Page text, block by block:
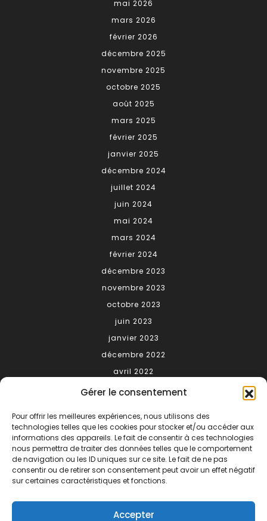
Gérer le consentement
Pour offrir les meilleures expériences, nous utilisons des
technologies telles que les cookies pour stocker et/ou accéder aux
informations des appareils. Le fait de consentir à ces technologies
nous permettra de traiter des données telles que le comportement
de navigation ou les ID uniques sur ce site. Le fait de ne pas
consentir ou de retirer son consentement peut avoir un effet négatif
sur certaines caractéristiques et fonctions.
Accepter
mai 2026
mars 2026
février 2026
décembre 2025
novembre 2025
octobre 2025
août 2025
mars 2025
février 2025
janvier 2025
décembre 2024
juillet 2024
juin 2024
mai 2024
mars 2024
février 2024
décembre 2023
novembre 2023
octobre 2023
juin 2023
janvier 2023
décembre 2022
avril 2022
Connexion
Categories
conseils
gastronomie